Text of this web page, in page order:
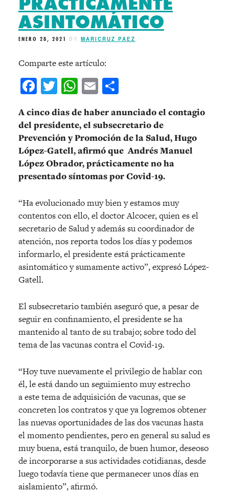
ASINTOMÁTICO
ENERO 28, 2021 BY MARICRUZ PAEZ
Comparte este artículo:
Facebook
Twitter
WhatsApp
Email
A cinco dias de haber anunciado el contagio
del presidente, el subsecretario de
Prevención y Promoción de la Salud, Hugo
López-Gatell, afirmó que Andrés Manuel
López Obrador, prácticamente no ha
presentado síntomas por Covid-19.
“Ha evolucionado muy bien y estamos muy
contentos con ello, el doctor Alcocer, quien es el
secretario de Salud y además su coordinador de
atención, nos reporta todos los días y podemos
informarlo, el presidente está prácticamente
asintomático y sumamente activo”, expresó López-
Gatell.
El subsecretario también aseguró que, a pesar de
seguir en confinamiento, el presidente se ha
mantenido al tanto de su trabajo; sobre todo del
tema de las vacunas contra el Covid-19.
“Hoy tuve nuevamente el privilegio de hablar con
él, le está dando un seguimiento muy estrecho
a este tema de adquisición de vacunas, que se
concreten los contratos y que ya logremos obtener
las nuevas oportunidades de las dos vacunas hasta
el momento pendientes, pero en general su salud es
muy buena, está tranquilo, de buen humor, deseoso
de incorporarse a sus actividades cotidianas, desde
luego todavía tiene que permanecer unos días en
aislamiento”, afirmó.